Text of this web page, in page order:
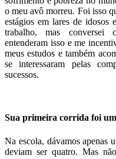
o meu avô morreu. Foi isso
estágios em lares de idosos
trabalho, mas conversei
entenderam isso e me
meus estudos e também
se interessaram pelas
sucessos.
Sua primeira corrida foi
Na escola, dávamos apenas
deviam ser quatro. Mas